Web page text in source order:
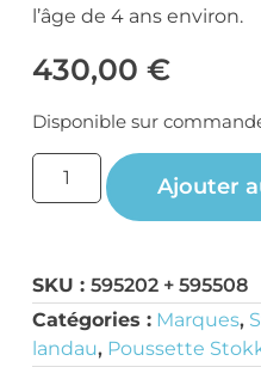
l’âge de 4 ans environ.
430,00 €
Disponible sur
Ajouter
SKU : 595202 + 595508
Catégories : Marques,
landau, Poussette